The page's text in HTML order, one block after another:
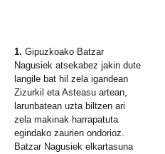
1. Gipuzkoako Batzar
Nagusiek atsekabez jakin dute
langile bat hil zela igandean
Zizurkil eta Asteasu artean,
larunbatean uzta biltzen ari
zela makinak harrapatuta
egindako zaurien ondorioz.
Batzar Nagusiek elkartasuna